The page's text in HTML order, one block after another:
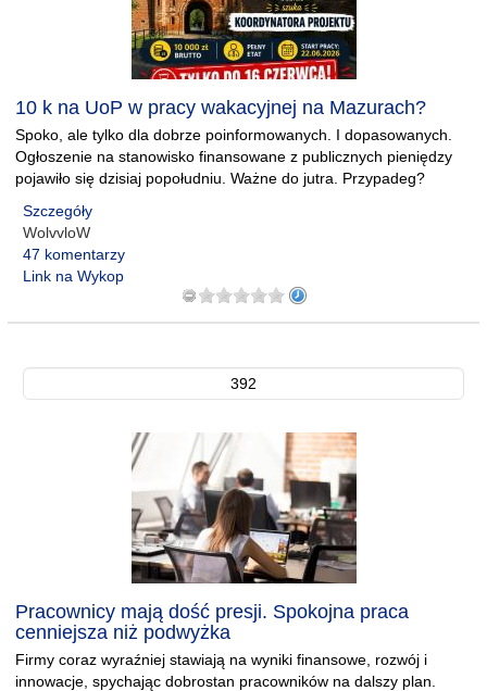
10 k na UoP w pracy wakacyjnej na Mazurach?
Spoko, ale tylko dla dobrze poinformowanych. I dopasowanych.
Ogłoszenie na stanowisko finansowane z publicznych pieniędzy
pojawiło się dzisiaj popołudniu. Ważne do jutra. Przypadeg?
Szczegóły
WolvvloW
47 komentarzy
Link na Wykop
392
Pracownicy mają dość presji. Spokojna praca
cenniejsza niż podwyżka
Firmy coraz wyraźniej stawiają na wyniki finansowe, rozwój i
innowacje, spychając dobrostan pracowników na dalszy plan.